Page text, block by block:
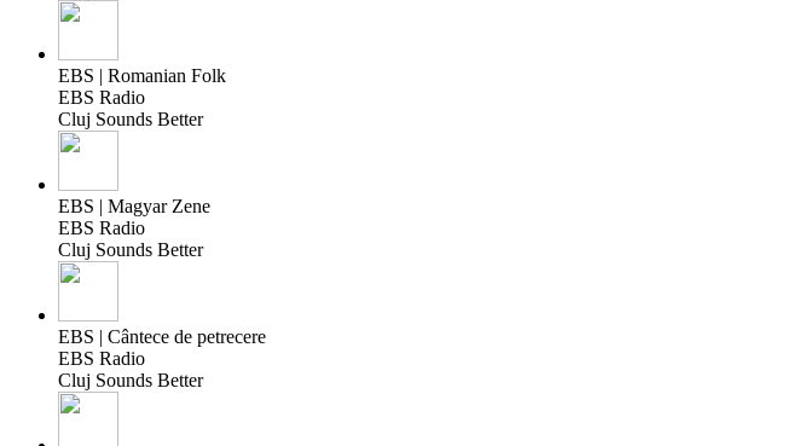
EBS | Romanian Folk
EBS Radio
Cluj Sounds Better
EBS | Magyar Zene
EBS Radio
Cluj Sounds Better
EBS | Cântece de petrecere
EBS Radio
Cluj Sounds Better